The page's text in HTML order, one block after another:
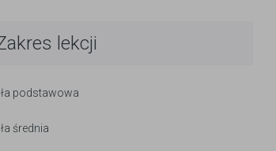
lekcji
podstawowa
średnia